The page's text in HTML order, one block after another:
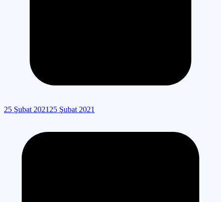
25 Şubat 2021 25 Şubat 2021